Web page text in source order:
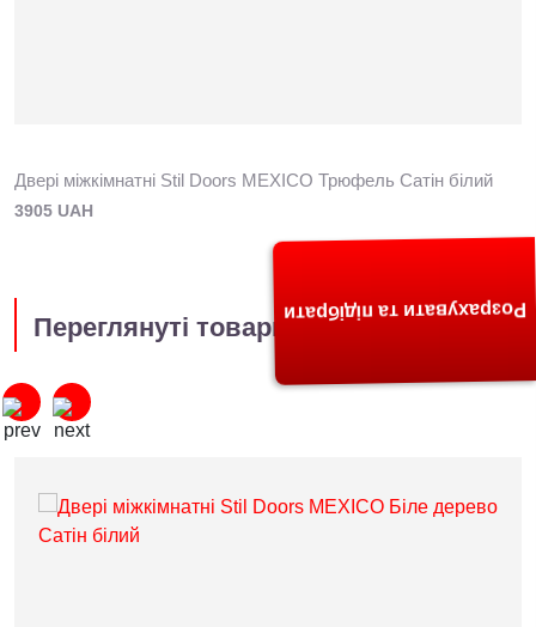
Двері міжкімнатні Stil Doors MEXICO Трюфель Сатін білий
3905 UAH
Переглянуті товари
Розрахувати та підібрати